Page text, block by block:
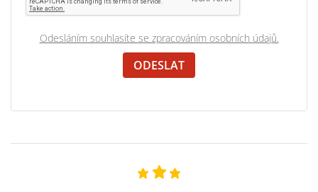
Odesláním souhlasíte se zpracováním osobních údajů.